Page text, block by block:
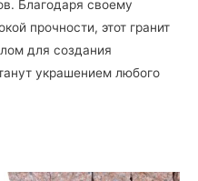
Благодаря своему
прочности, этот гранит
для создания
украшением любого